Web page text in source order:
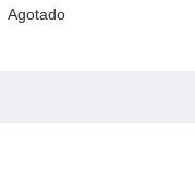
Agotado